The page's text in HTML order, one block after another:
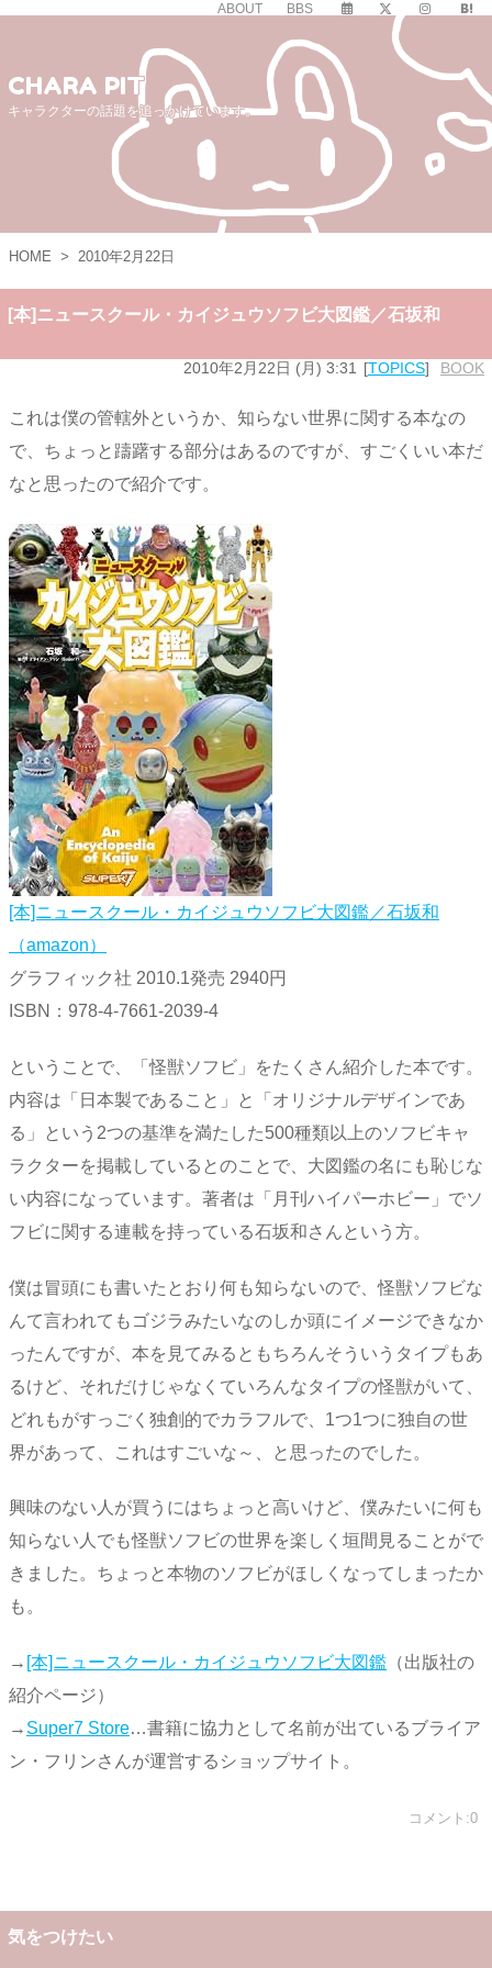
ABOUT BBS
CHARA PIT
キャラクターの話題を追っかけています。
HOME > 2010年2月22日
[本]ニュースクール・カイジュウソフビ大図鑑／石坂和
2010年2月22日 (月) 3:31 TOPICS BOOK
これは僕の管轄外というか、知らない世界に関する本なの
で、ちょっと躊躇する部分はあるのですが、すごくいい本だ
なと思ったので紹介です。
[本]ニュースクール・カイジュウソフビ大図鑑／石坂和
（amazon）
グラフィック社 2010.1発売 2940円
ISBN：978-4-7661-2039-4
ということで、「怪獣ソフビ」をたくさん紹介した本です。
内容は「日本製であること」と「オリジナルデザインであ
る」という2つの基準を満たした500種類以上のソフビキャ
ラクターを掲載しているとのことで、大図鑑の名にも恥じな
い内容になっています。著者は「月刊ハイパーホビー」でソ
フビに関する連載を持っている石坂和さんという方。
僕は冒頭にも書いたとおり何も知らないので、怪獣ソフビな
んて言われてもゴジラみたいなのしか頭にイメージできなか
ったんですが、本を見てみるともちろんそういうタイプもあ
るけど、それだけじゃなくていろんなタイプの怪獣がいて、
どれもがすっごく独創的でカラフルで、1つ1つに独自の世
界があって、これはすごいな～、と思ったのでした。
興味のない人が買うにはちょっと高いけど、僕みたいに何も
知らない人でも怪獣ソフビの世界を楽しく垣間見ることがで
きました。ちょっと本物のソフビがほしくなってしまったか
も。
→ [本]ニュースクール・カイジュウソフビ大図鑑 （出版社の
紹介ページ）
→ Super7 Store…書籍に協力として名前が出ているブライア
ン・フリンさんが運営するショップサイト。
コメント:0
気をつけたい